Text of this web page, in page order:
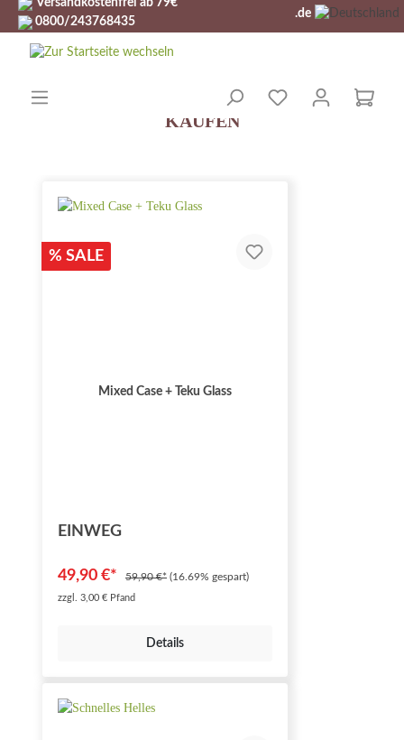
0800/243768435
.de
DAS BESTE BIER ONLINE
KAUFEN
% SALE
Mixed Case + Teku Glass
EINWEG
49,90 €* 59,90 €* (16.69% gespart)
zzgl. 3,00 € Pfand
Details